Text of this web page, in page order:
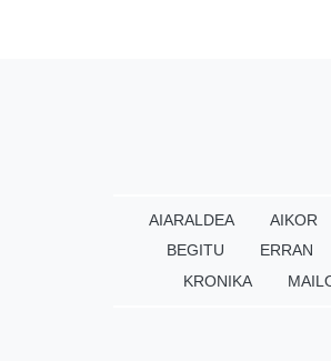
AIARALDEA AIKOR
BEGITU
ERRAN
KRONIKA